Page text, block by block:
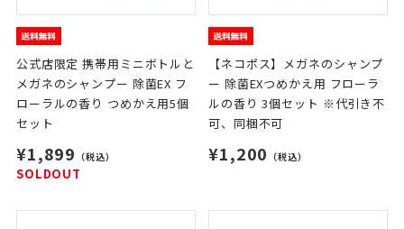
公式店限定 携帯用ミニボトルと
メガネのシャンプー 除菌EX フ
ローラルの香り つめかえ用5個
セット
¥1,899 （税込）
SOLDOUT
【ネコポス】メガネのシャンプ
ー 除菌EXつめかえ用 フローラ
ルの香り 3個セット ※代引き不
可、同梱不可
¥1,200 （税込）